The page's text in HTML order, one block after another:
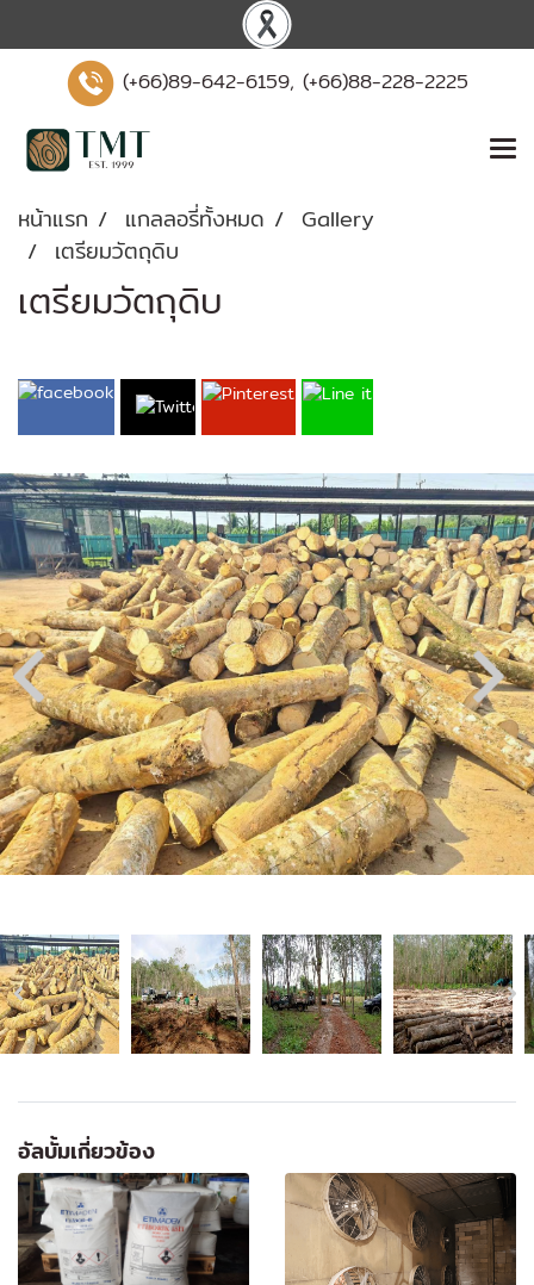
(+66)89-642-6159, (+66)88-228-2225
หน้าแรก แกลลอรี่ทั้งหมด
Gallery
เตรียมวัตถุดิบ
เตรียมวัตถุดิบ
อัลบั้มเกี่ยวข้อง